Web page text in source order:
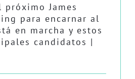
próximo James
para encarnar al
en marcha y estos
candidatos |